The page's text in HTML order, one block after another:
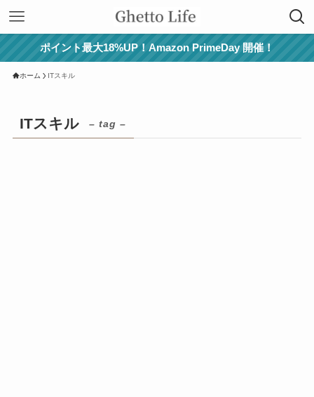
ポイント最大18%UP！Amazon PrimeDay 開催！
ホーム ITスキル
ITスキル – tag –